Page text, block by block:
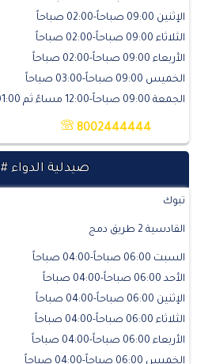
الإثنين 09:00 صباحاً-02:00 صباحاً
الثلاثاء 09:00 صباحاً-02:00 صباحاً
الأربعاء 09:00 صباحاً-02:00 صباحاً
الخميس 09:00 صباحاً-03:00 صباحاً
الجمعة 09:00 صباحاً-12:00 مساءً ثم 01:00 مساءً-03:00 صباحاً
8002444444
صيدلية الدواء #481
تبوك
القادسية 2 طريق دمج
السبت 06:00 صباحاً-04:00 صباحاً
الأحد 06:00 صباحاً-04:00 صباحاً
الإثنين 06:00 صباحاً-04:00 صباحاً
الثلاثاء 06:00 صباحاً-04:00 صباحاً
الأربعاء 06:00 صباحاً-04:00 صباحاً
الخميس 06:00 صباحاً-04:00 صباحاً